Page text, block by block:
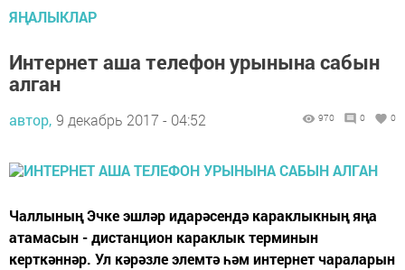
ЯҢАЛЫКЛАР
Интернет аша телефон урынына сабын
алган
автор, 9 декабрь 2017 - 04:52 970 0 0
Чаллының Эчке эшләр идарәсендә караклыкның яңа
атамасын - дистанцион караклык терминын
керткәннәр. Ул кәрәзле элемтә һәм интернет чараларын